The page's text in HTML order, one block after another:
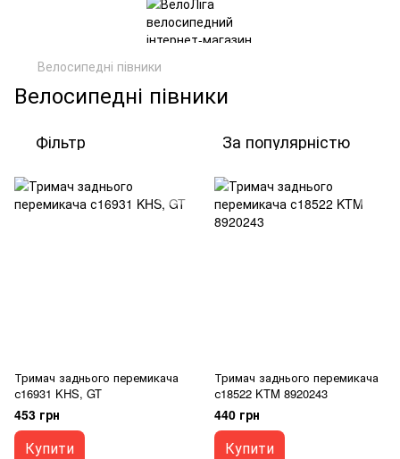
Велосипедні півники
Велосипедні півники
Фільтр За популярністю
Тримач заднього перемикача
с16931 KHS, GT
453 грн
Купити
Тримач заднього перемикача
с18522 KTM 8920243
440 грн
Купити